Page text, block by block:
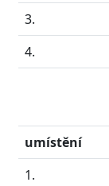
3.
4.
umístění
1.